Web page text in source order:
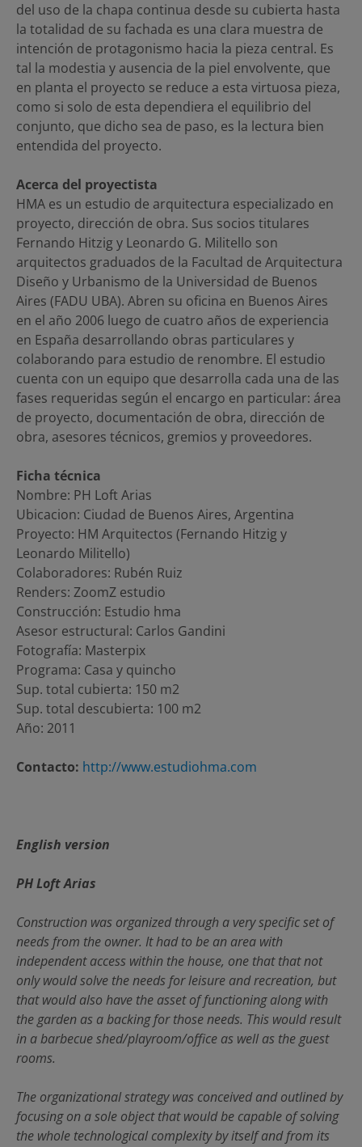
del uso de la chapa continua desde su cubierta hasta
la totalidad de su fachada es una clara muestra de
intención de protagonismo hacia la pieza central. Es
tal la modestia y ausencia de la piel envolvente, que
en planta el proyecto se reduce a esta virtuosa pieza,
como si solo de esta dependiera el equilibrio del
conjunto, que dicho sea de paso, es la lectura bien
entendida del proyecto.
Acerca del proyectista
HMA es un estudio de arquitectura especializado en
proyecto, dirección de obra. Sus socios titulares
Fernando Hitzig y Leonardo G. Militello son
arquitectos graduados de la Facultad de Arquitectura
Diseño y Urbanismo de la Universidad de Buenos
Aires (FADU UBA). Abren su oficina en Buenos Aires
en el año 2006 luego de cuatro años de experiencia
en España desarrollando obras particulares y
colaborando para estudio de renombre. El estudio
cuenta con un equipo que desarrolla cada una de las
fases requeridas según el encargo en particular: área
de proyecto, documentación de obra, dirección de
obra, asesores técnicos, gremios y proveedores.
Ficha técnica
Nombre: PH Loft Arias
Ubicacion: Ciudad de Buenos Aires, Argentina
Proyecto: HM Arquitectos (Fernando Hitzig y
Leonardo Militello)
Colaboradores: Rubén Ruiz
Renders: ZoomZ estudio
Construcción: Estudio hma
Asesor estructural: Carlos Gandini
Fotografía: Masterpix
Programa: Casa y quincho
Sup. total cubierta: 150 m2
Sup. total descubierta: 100 m2
Año: 2011
Contacto: http://www.estudiohma.com
English version
PH Loft Arias
Construction was organized through a very specific set of
needs from the owner. It had to be an area with
independent access within the house, one that that not
only would solve the needs for leisure and recreation, but
that would also have the asset of functioning along with
the garden as a backing for those needs. This would result
in a barbecue shed/playroom/office as well as the guest
rooms.
The organizational strategy was conceived and outlined by
focusing on a sole object that would be capable of solving
the whole technological complexity by itself and from its